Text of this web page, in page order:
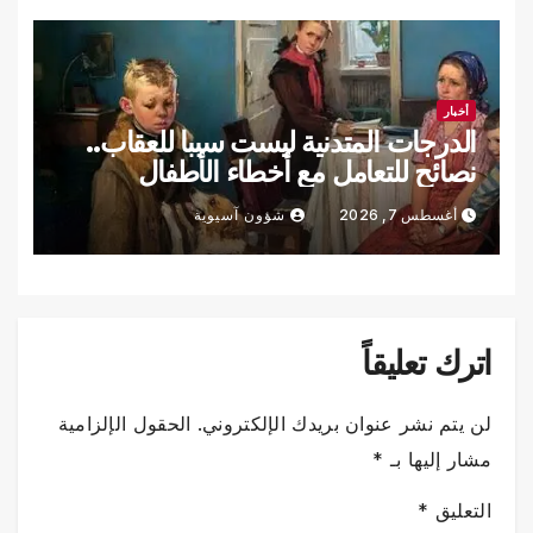
أخبار
الدرجات المتدنية ليست سببا للعقاب..
نصائح للتعامل مع أخطاء الأطفال
الدراسية
أغسطس 7, 2026 شؤون آسيوية
اترك تعليقاً
لن يتم نشر عنوان بريدك الإلكتروني. الحقول الإلزامية
مشار إليها بـ *
التعليق *